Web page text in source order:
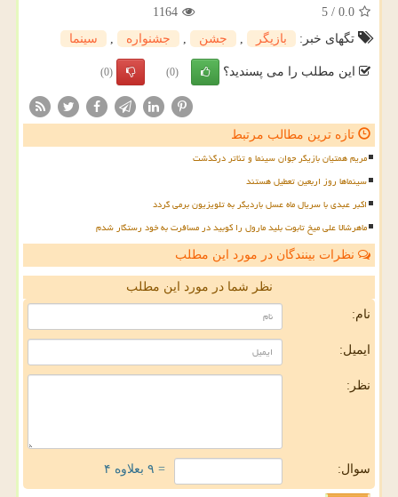
0.0
/
5
1164
تگهای خبر:
بازیگر , جشن , جشنواره , سینما
این مطلب را می پسندید؟ (0)
(0)
تازه ترین مطالب مرتبط
مریم همتیان بازیگر جوان سینما و تئاتر درگذشت
سینماها روز اربعین تعطیل هستند
اکبر عبدی با سریال ماه عسل باردیگر به تلویزیون برمی گردد
ماهرشالا علی میخ تابوت بلید مارول را کوبید در مسافرت به خود رستگار شدم
نظرات بینندگان در مورد این مطلب
نظر شما در مورد این مطلب
نام:
ایمیل:
نظر:
سوال: = ۹ بعلاوه ۴